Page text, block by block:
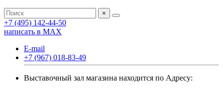
×
+7 (495) 142-44-50
написать в МАХ
E-mail
+7 (967) 018-83-49
Выставочный зал магазина находится по Адресу: